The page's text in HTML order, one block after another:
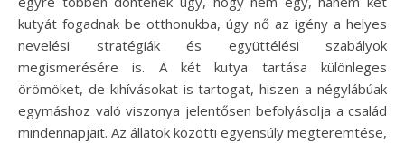
kutyát fogadnak be otthonukba, úgy nő az igény a helyes
nevelési stratégiák és együttélési szabályok
megismerésére is. A két kutya tartása különleges
örömöket, de kihívásokat is tartogat, hiszen a négylábúak
egymáshoz való viszonya jelentősen befolyásolja a család
mindennapjait. Az állatok közötti egyensúly megteremtése,